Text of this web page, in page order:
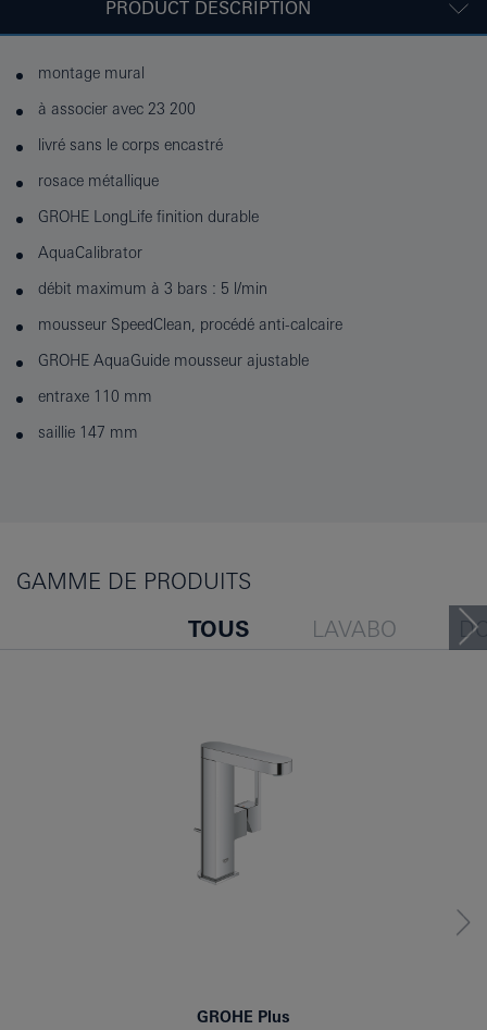
PRODUCT DESCRIPTION
montage mural
à associer avec 23 200
livré sans le corps encastré
rosace métallique
GROHE LongLife finition durable
AquaCalibrator
débit maximum à 3 bars : 5 l/min
mousseur SpeedClean, procédé anti-calcaire
GROHE AquaGuide mousseur ajustable
entraxe 110 mm
saillie 147 mm
GAMME DE PRODUITS
TOUS LAVABO
GROHE Plus